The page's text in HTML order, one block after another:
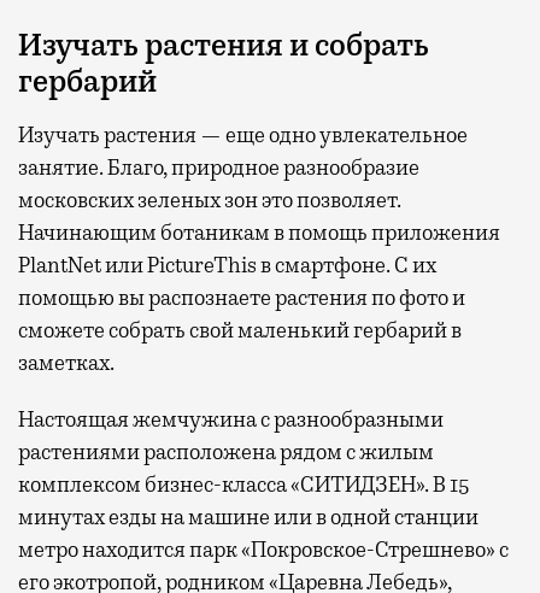
Изучать растения и собрать
гербарий
Изучать растения — еще одно увлекательное
занятие. Благо, природное разнообразие
московских зеленых зон это позволяет.
Начинающим ботаникам в помощь приложения
PlantNet или PictureThis в смартфоне. С их
помощью вы распознаете растения по фото и
сможете собрать свой маленький гербарий в
заметках.
Настоящая жемчужина с разнообразными
растениями расположена рядом с жилым
комплексом бизнес-класса «СИТИДЗЕН». В 15
минутах езды на машине или в одной станции
метро находится парк «Покровское-Стрешнево» с
его экотропой, родником «Царевна Лебедь»,